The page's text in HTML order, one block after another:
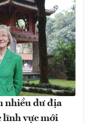
nhiều dư địa
lĩnh vực mới